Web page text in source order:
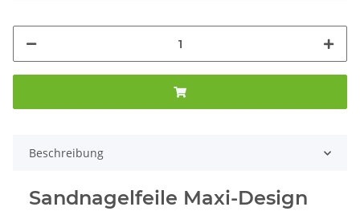
Beschreibung
Sandnagelfeile Maxi-Design